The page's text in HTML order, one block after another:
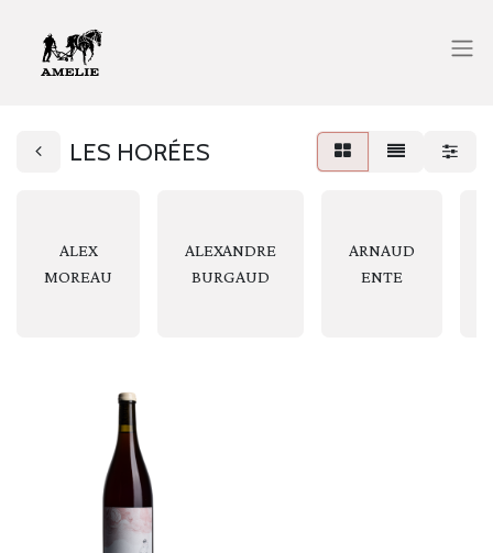
LES HORÉES
ALEX
MOREAU
ALEXANDRE
BURGAUD
ARNAUD
ENTE